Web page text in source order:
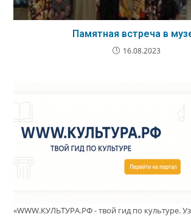
Памятная встреча в
16.08.2023
«WWW.КУЛЬТУРА.РФ - твой гид по культуре.